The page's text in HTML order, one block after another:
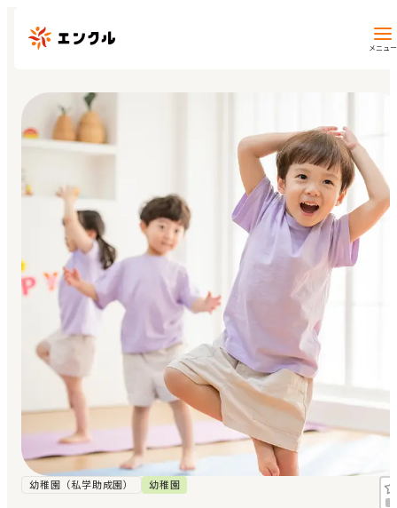
メニュー
保育園・幼稚園を探す
地域から探す
マイページ
閲覧履歴
お気に入り
見学日記
メッセージ
幼稚園（私学助成園） 幼稚園